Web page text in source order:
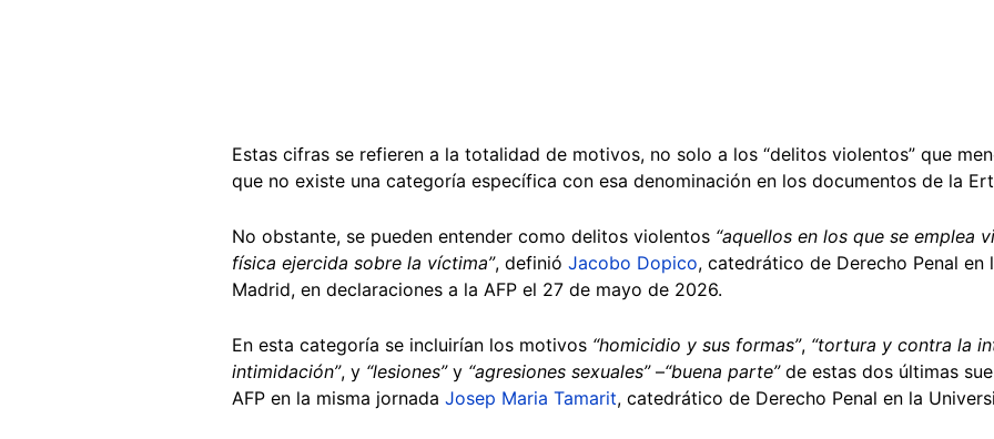
Estas cifras se refieren a la totalidad de motivos, no solo a los “delitos violentos” que
que no existe una categoría específica con esa denominación en los documentos de la
No obstante, se pueden entender como delitos violentos “aquellos en los que se emplea
física ejercida sobre la víctima”, definió Jacobo Dopico, catedrático de Derecho Penal en
Madrid, en declaraciones a la AFP el 27 de mayo de 2026.
En esta categoría se incluirían los motivos “homicidio y sus formas”, “tortura y contra la
intimidación”, y “lesiones” y “agresiones sexuales”–“buena parte”de estas dos últimas
AFP en la misma jornada Josep Maria Tamarit, catedrático de Derecho Penal en la